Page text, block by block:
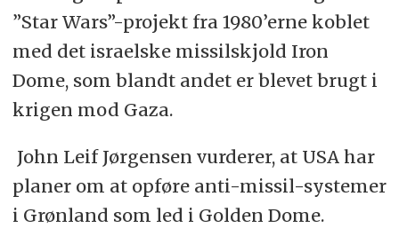
”Star Wars”-projekt fra 1980’erne koblet
med det israelske missilskjold Iron
Dome, som blandt andet er blevet brugt i
krigen mod Gaza.
John Leif Jørgensen vurderer, at USA har
planer om at opføre anti-missil-systemer
i Grønland som led i Golden Dome.